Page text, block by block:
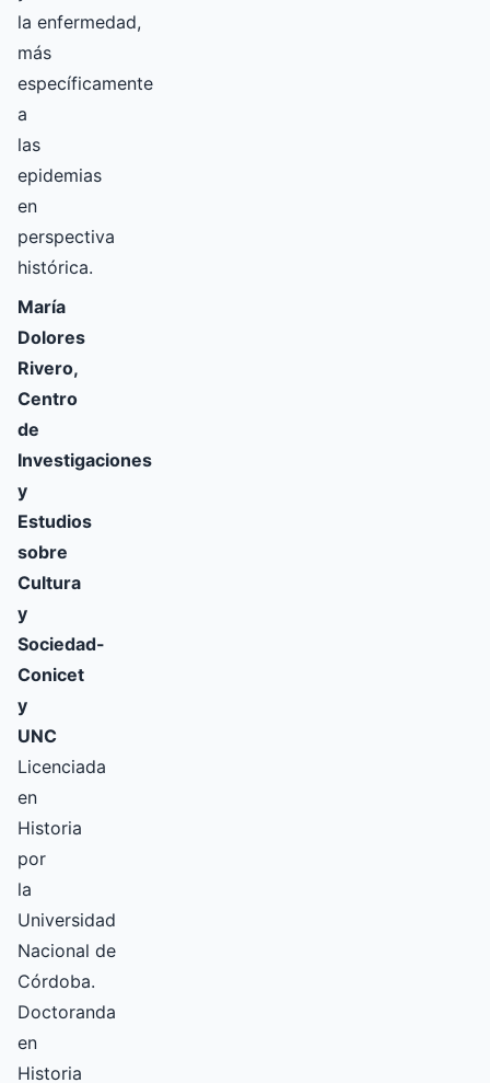
la enfermedad,
más
específicamente
a
las
epidemias
en
perspectiva
histórica.
María
Dolores
Rivero,
Centro
de
Investigaciones
y
Estudios
sobre
Cultura
y
Sociedad-
Conicet
y
UNC
Licenciada
en
Historia
por
la
Universidad
Nacional de
Córdoba.
Doctoranda
en
Historia